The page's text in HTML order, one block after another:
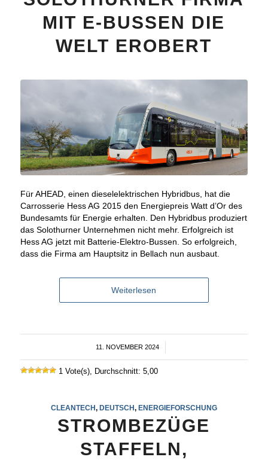
MIT E-BUSSEN DIE
WELT EROBERT
Für AHEAD, einen dieselelektrischen Hybridbus, hat die
Carrosserie Hess AG 2015 den Energiepreis Watt d’Or des
Bundesamts für Energie erhalten. Den Hybridbus produziert
das Solothurner Unternehmen nicht mehr. Erfolgreich ist
Hess AG jetzt mit Batterie-Elektro-Bussen. So erfolgreich,
dass die Firma am Hauptsitz in Bellach nun ausbaut.
Weiterlesen
11. NOVEMBER 2024
/
1 Vote(s), Durchschnitt: 5,00
CLEANTECH, DEUTSCH, ENERGIEFORSCHUNG
STROMBEZÜGE
STAFFELN,